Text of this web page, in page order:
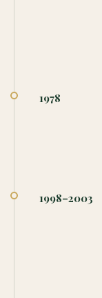
1978
1998–2003